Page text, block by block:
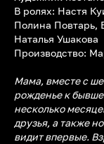
В ролях: Настя
Полина Повтарь,
Наталья Ушакова
Производство:
Мама, вместе с
рожденье к
несколько
друзья, а также
видит впервые.